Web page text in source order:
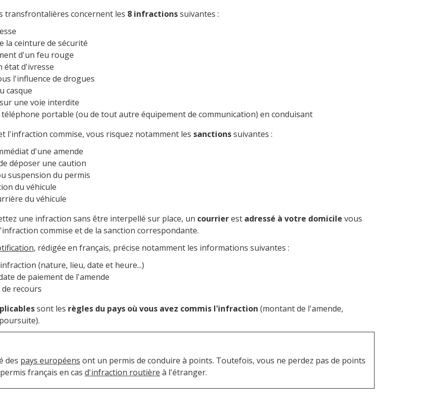
transfrontalières concernent les 8 infractionssuivantes :
la ceinture de sécurité
d'un feu rouge
état d'ivresse
l'influence de drogues
casque
une voie interdite
portable (ou de tout autre équipement de communication) en conduisant
l'infraction commise, vous risquez notamment les sanctionssuivantes :
d'une amende
déposer une caution
suspension du permis
du véhicule
du véhicule
une infraction sans être interpellé sur place, un courrierest adressé à votre domicile vous
commise et de la sanction correspondante.
, rédigée en français, précise notamment les informations suivantes :
(nature, lieu, date et heure...)
de paiement de l'amende
recours
sont les règles du pays où vous avez commis l'infraction (montant de l'amende,
des pays européens ont un permis de conduire à points. Toutefois, vous ne perdez pas de points
français en cas d'infraction routière à l'étranger.